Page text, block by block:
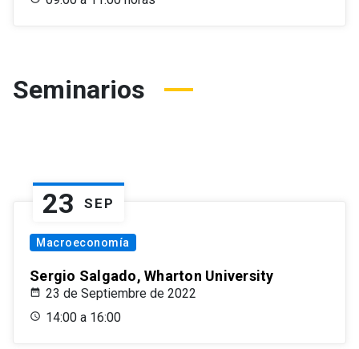
Seminarios
23 SEP
Macroeconomía
Sergio Salgado, Wharton University
23 de Septiembre de 2022
14:00 a 16:00